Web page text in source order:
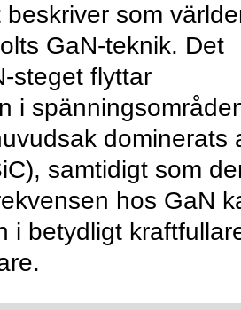
som
GaN-teknik. Det
steget flyttar
i
dominerats
samtidigt som
hos GaN
i betydligt